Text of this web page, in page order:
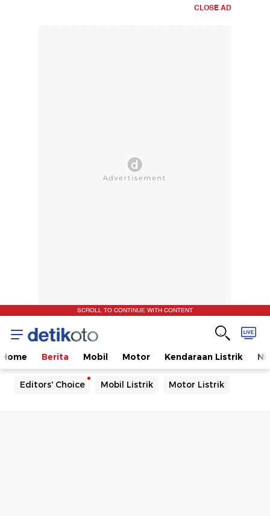
CLOSE AD
SCROLL TO CONTINUE WITH CONTENT
Home Berita Mobil Motor Kendaraan Listrik
Editors' Choice Mobil Listrik Motor Listrik